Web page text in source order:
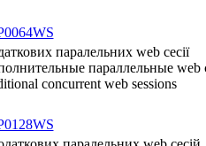
паралельних web сесії
параллельные web
concurrent web sessions